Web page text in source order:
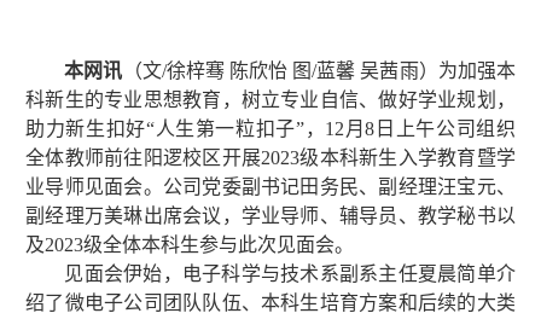
本网讯 （文/徐梓骞 陈欣怡 图/蓝馨 吴茜雨）为加强本
科新生的专业思想教育，树立专业自信、做好学业规划，
助力新生扣好“人生第一粒扣子”， 12 月8 日上午公司组织
全体教师前往阳逻校区开展2023级本科新生入学教育暨学
业导师见面会。公司党委副书记田务民、副经理汪宝元、
副经理万美琳出席会议，学业导师、辅导员、教学秘书以
及2023级全体本科生参与此次见面会。
见面会伊始，电子科学与技术系副系主任夏晨简单介
绍了微电子公司团队队伍、本科生培育方案和后续的大类